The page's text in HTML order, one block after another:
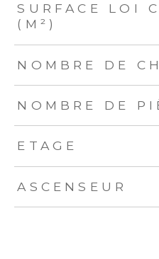
SURFACE LOI
(M²)
NOMBRE DE
NOMBRE DE
ETAGE
ASCENSEUR